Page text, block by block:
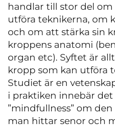
handlar till stor del om
utföra teknikerna, om
och om att stärka sin
kroppens anatomi
organ etc). Syftet är
kropp som kan utföra
Studiet är en
i praktiken innebär
”mindfullness” om
man hittar senor och